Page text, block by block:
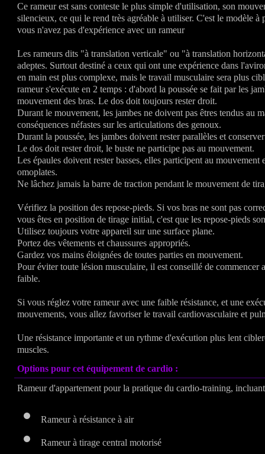
Ce rameur est sans conteste le plus simple d'utilisation, son
silencieux, ce qui le rend très agréable à utiliser. C'est le modèle
vous n'avez pas d'expérience avec un rameur
Les rameurs dits "à translation verticale" ou "à translation
adeptes. Surtout destiné a ceux qui ont une expérience dans
en main est plus complexe, mais le travail musculaire sera plus
rameur s'exécute en 2 temps : d'abord la poussée se fait par les
mouvement des bras. Le dos doit toujours rester droit.
Durant le mouvement, les jambes ne doivent pas êtres tendus au
conséquences néfastes sur les articulations des genoux.
Durant la poussée, les jambes doivent rester parallèles et
Le dos doit rester droit, le buste ne participe pas au mouvement.
Les épaules doivent rester basses, elles participent au mouvement
omoplates.
Ne lâchez jamais la barre de traction pendant le mouvement de
Vérifiez la position des repose-pieds. Si vos bras ne sont pas
vous êtes en position de tirage initial, c'est que les repose-pieds
Utilisez toujours votre appareil sur une surface plane.
Portez des vêtements et chaussures appropriés.
Gardez vos mains éloignées de toutes parties en mouvement.
Pour éviter toute lésion musculaire, il est conseillé de commencer
faible.
Si vous réglez votre rameur avec une faible résistance, et une
mouvements, vous allez favoriser le travail cardiovasculaire et
Une résistance importante et un rythme d'exécution plus lent
muscles.
Options pour cet équipement de cardio :
Rameur d'appartement pour la pratique du cardio-training,
Rameur à résistance à air
Rameur à tirage central motorisé